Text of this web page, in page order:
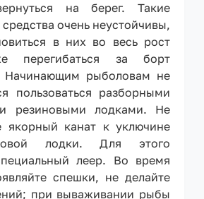
на берег. Такие
очень неустойчивы,
в них во весь рост
перегибаться за борт
Начинающим рыболовам не
пользоваться разборными
резиновыми лодками. Не
якорный канат к уключине
лодки. Для этого
леер. Во время
спешки, не делайте
при вываживании рыбы